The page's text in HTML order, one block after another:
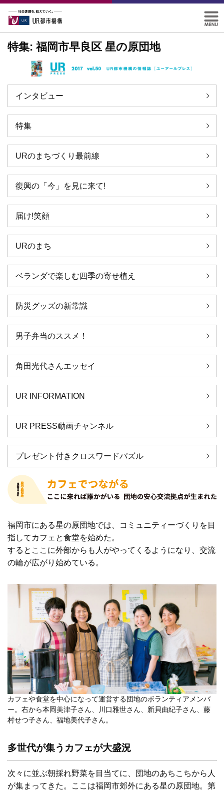
特集: 福岡市早良区 星の原団地
インタビュー
特集
URのまちづくり最前線
復興の「今」を見に来て!
届け!笑顔
URのまち
ベランダで楽しむ四季の寄せ植え
防災グッズの新常識
男子弁当のススメ！
角田光代さんエッセイ
UR INFORMATION
UR PRESS動画チャンネル
プレゼント付きクロスワードパズル
福岡市にある星の原団地では、コミュニティーづくりを目
指してカフェと食堂を始めた。
するとここに外部からも人がやってくるようになり、交流
の輪が広がり始めている。
カフェや食堂を中心になって運営する団地のボランティアメンバ
ー。右から本岡美津子さん、川口雅世さん、新貝由紀子さん、藤
村せつ子さん、福地美代子さん。
多世代が集うカフェが大盛況
次々に並ぶ朝採れ野菜を目当てに、団地のあちこちから人
が集まってきた。ここは福岡市郊外にある星の原団地。第